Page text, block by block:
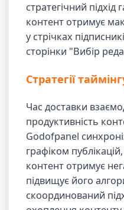
стратегічний
контент отримує
у стрічках
сторінки "Вибір
Стратегії
Час доставки
продуктивність
Godofpanel
графіком
контент отримує
підвищує його
скоординований